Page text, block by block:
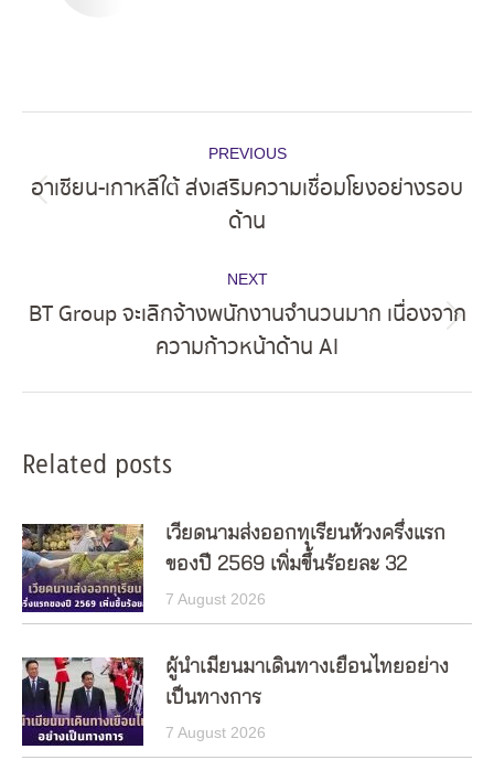
navigation
PREVIOUS
post:
อาเซียน-เกาหลีใต้ ส่งเสริมความเชื่อมโยงอย่างรอบ
ด้าน
NEXT
Next
post:
BT Group จะเลิกจ้างพนักงานจำนวนมาก เนื่องจาก
ความก้าวหน้าด้าน AI
Related posts
เวียดนามส่งออกทุเรียนห้วงครึ่งแรก
ของปี 2569 เพิ่มขึ้นร้อยละ 32
7 August 2026
ผู้นำเมียนมาเดินทางเยือนไทยอย่าง
เป็นทางการ
7 August 2026